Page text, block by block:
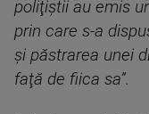
poliţiştii au emis
prin care s-a
şi păstrarea unei
faţă de fiica sa”.